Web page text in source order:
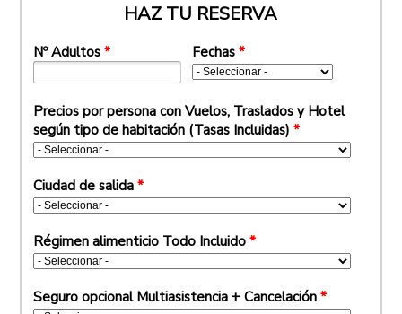
HAZ TU RESERVA
Nº Adultos* Fechas*
Precios por persona con Vuelos, Traslados y Hotel
según tipo de habitación (Tasas Incluidas)*
Ciudad de salida*
Régimen alimenticio Todo Incluido*
Seguro opcional Multiasistencia + Cancelación*